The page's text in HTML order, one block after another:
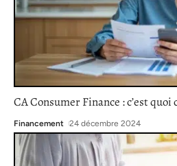
CA Consumer Finance : c’est quoi
Financement 24 décembre 2024